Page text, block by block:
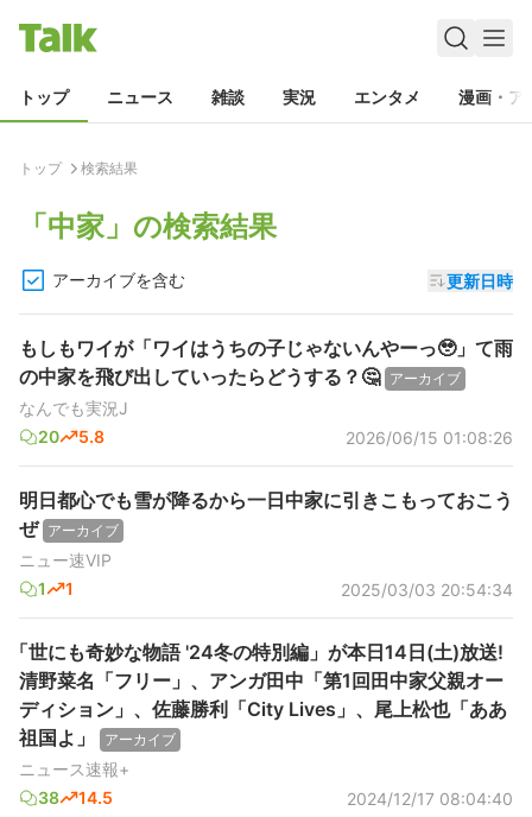
トップ ニュース 雑談 実況 エンタメ 漫画・ア
トップ 検索結果
「中家 」の検索結果
アーカイブを含む 更新日時
もしもワイが「ワイはうちの子じゃないんやーっ🥹」て雨
の中家を飛び出していったらどうする？🤔 アーカイブ
なんでも実況J
20
5.8 2026/06/15 01:08:26
明日都心でも雪が降るから一日中家に引きこもっておこう
ぜ アーカイブ
ニュー速VIP
1
1 2025/03/03 20:54:34
「世にも奇妙な物語 '24冬の特別編」が本日14日(土)放送!
清野菜名「フリー」、アンガ田中「第1回田中家父親オー
ディション」、佐藤勝利「City Lives」、尾上松也「ああ
祖国よ」
アーカイブ
ニュース速報+
38
14.5 2024/12/17 08:04:40